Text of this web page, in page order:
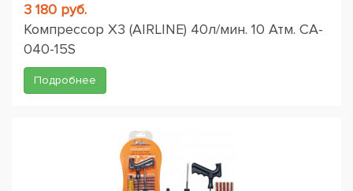
3 180 руб.
Компрессор X3 (AIRLINE) 40л/мин. 10 Атм. CA-
040-15S
Подробнее